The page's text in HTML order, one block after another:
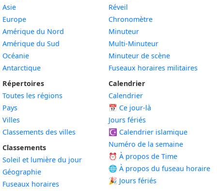
Asie
Europe
Amérique du Nord
Amérique du Sud
Océanie
Antarctique
Répertoires
Toutes les régions
Pays
Villes
Classements des villes
Classements
Soleil et lumière du jour
Géographie
Fuseaux horaires
Réveil
Chronomètre
Minuteur
Multi-Minuteur
Minuteur de scène
Fuseaux horaires militaires
Calendrier
Calendrier
📅 Ce jour-là
Jours fériés
☪️ Calendrier islamique
Numéro de la semaine
⏰ À propos de Time
🌐 À propos du fuseau horaire
🎉 Jours fériés